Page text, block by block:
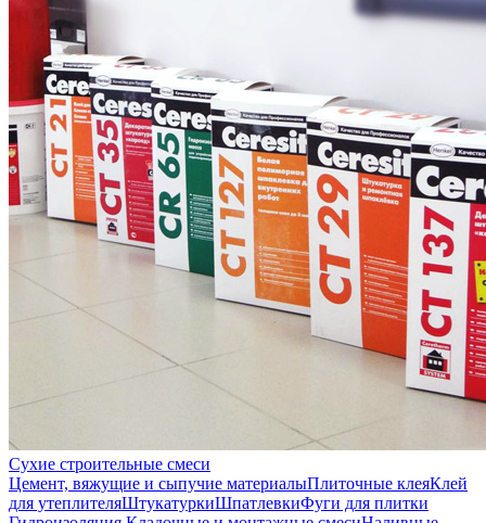
Сухие строительные смеси
Цемент, вяжущие и сыпучие материалыПлиточные клеяКлей
для утеплителяШтукатуркиШпатлевкиФуги для плитки